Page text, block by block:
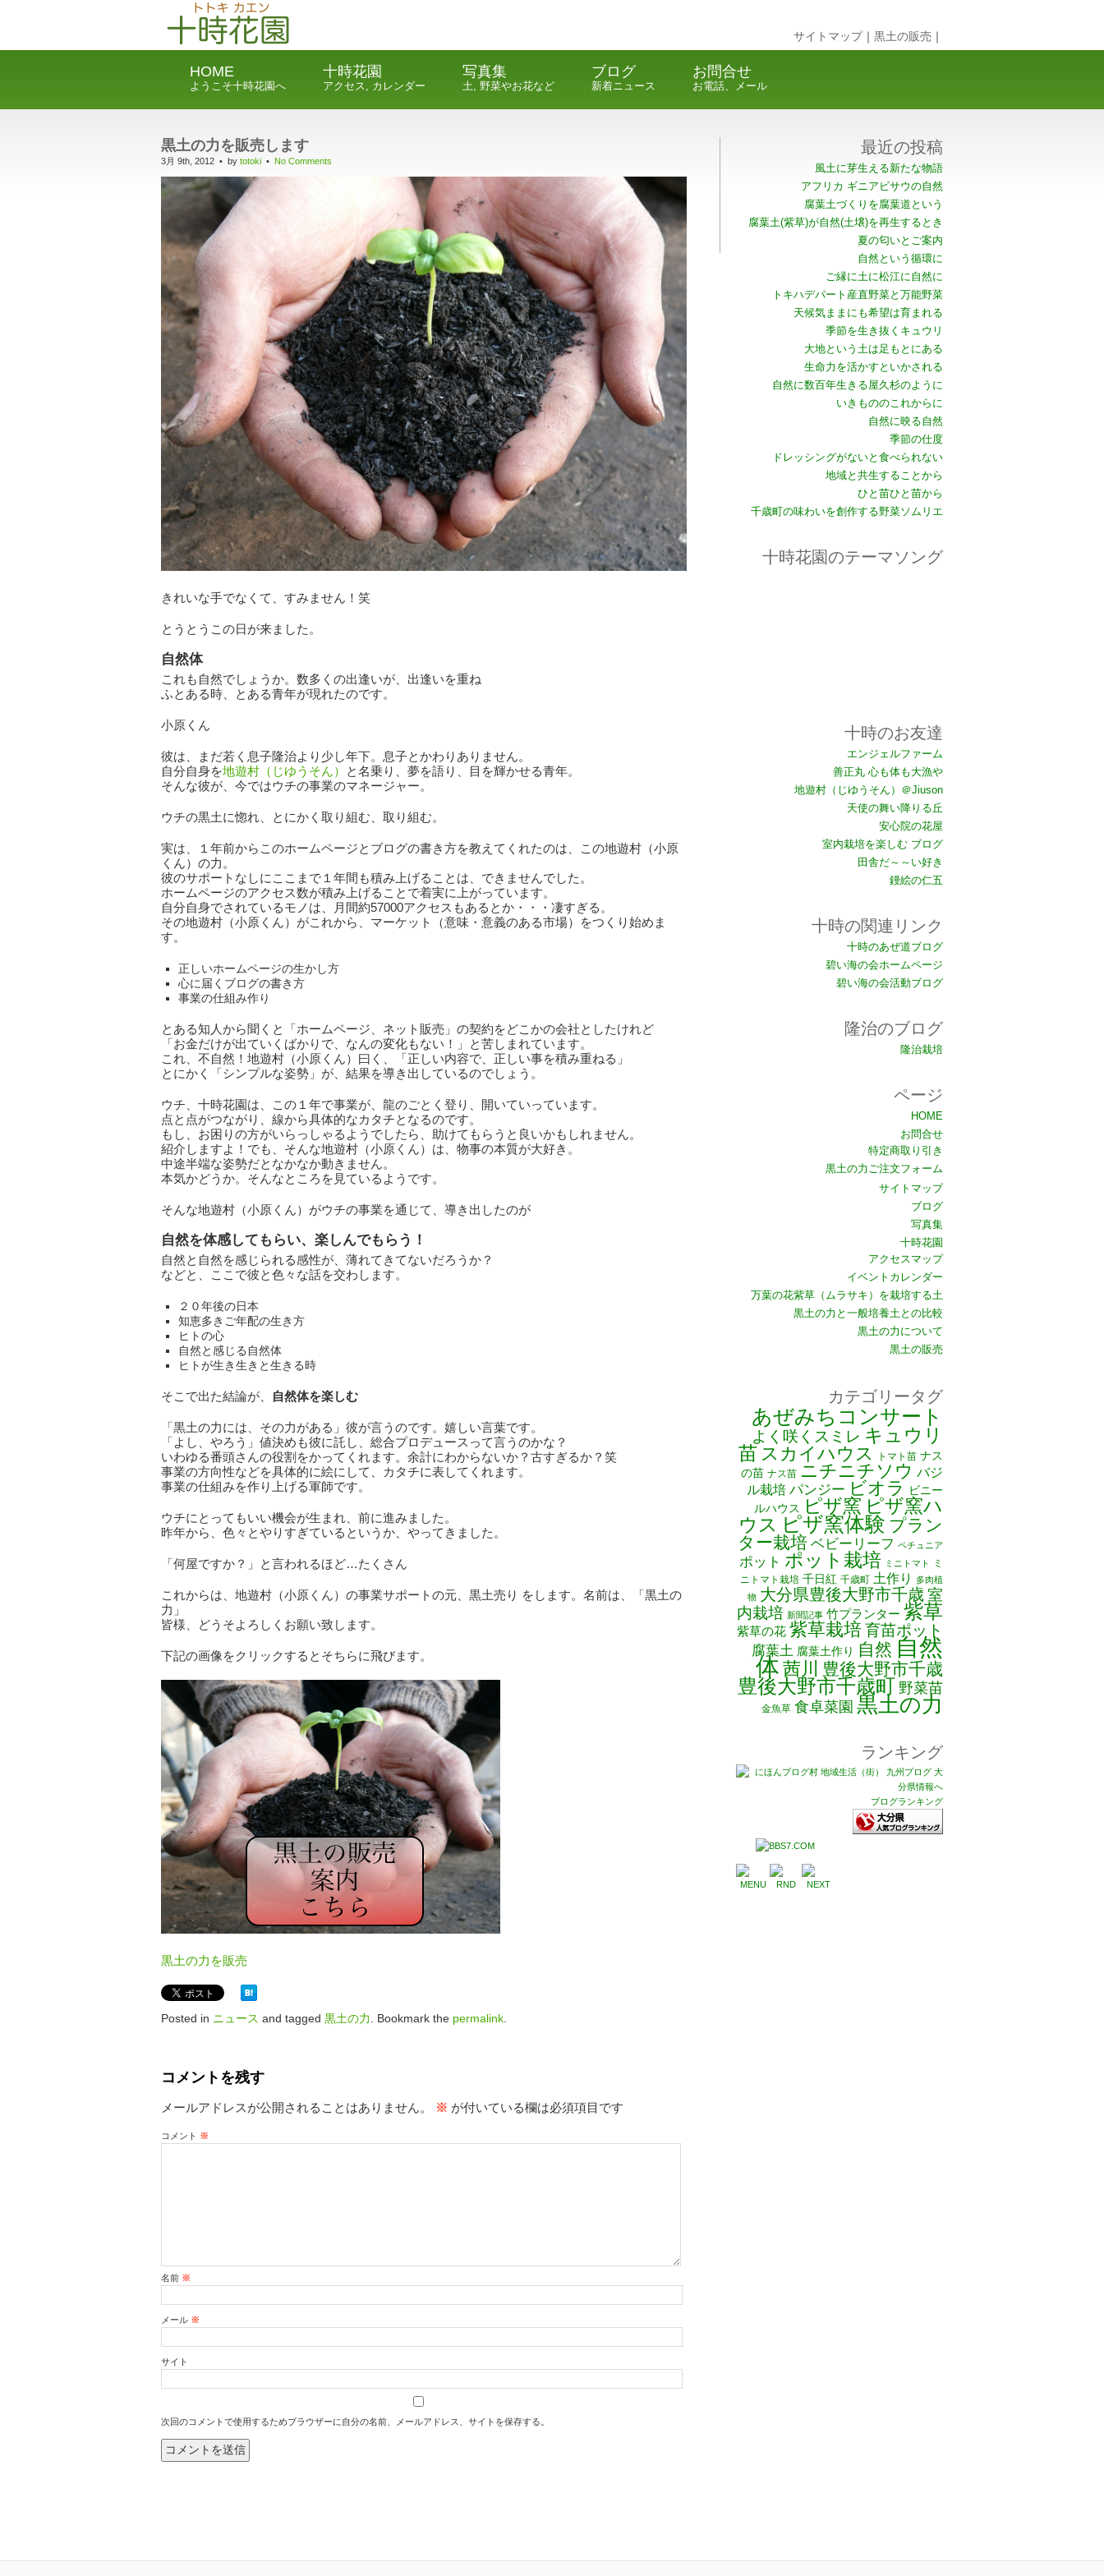
サイトマップ｜ 黒土の販売 ｜
HOME
ようこそ十時花園へ
十時花園
アクセス, カレンダー
写真集
土, 野菜やお花など
ブログ
新着ニュース
お問合せ
お電話、メール
黒土の力を販売します
3月 9th, 2012 • by totoki • No Comments
きれいな手でなくて、すみません！笑
とうとうこの日が来ました。
自然体
これも自然でしょうか。数多くの出逢いが、出逢いを重ね
ふとある時、とある青年が現れたのです。
小原くん
彼は、まだ若く息子隆治より少し年下。息子とかわりありません。
自分自身を地遊村（じゆうそん）
と名乗り、夢を語り、目を輝かせる青年。
そんな彼が、今ではウチの事業のマネージャー。
ウチの黒土に惚れ、とにかく取り組む、取り組む。
実は、１年前からこのホームページとブログの書き方を教えてくれたのは、この地遊村（小原
くん）の力。
彼のサポートなしにここまで１年間も積み上げることは、できませんでした。
ホームページのアクセス数が積み上げることで着実に上がっています。
自分自身でされているモノは、月間約57000アクセスもあるとか・・・凄すぎる。
その地遊村（小原くん）がこれから、マーケット（意味・意義のある市場）をつくり始めま
す。
正しいホームページの生かし方
心に届くブログの書き方
事業の仕組み作り
とある知人から聞くと「ホームページ、ネット販売」の契約をどこかの会社としたけれど
「お金だけが出ていくばかりで、なんの変化もない！」と苦しまれています。
これ、不自然！地遊村（小原くん）曰く、「正しい内容で、正しい事を積み重ねる」
とにかく「シンプルな姿勢」が、結果を導き出しているのでしょう。
ウチ、十時花園は、この１年で事業が、龍のごとく登り、開いていっています。
点と点がつながり、線から具体的なカタチとなるのです。
もし、お困りの方がいらっしゃるようでしたら、助けてもらうと良いかもしれません。
紹介しますよ！でも、そんな地遊村（小原くん）は、物事の本質が大好き。
中途半端な姿勢だとなかなか動きません。
本気かどうか。そんなところを見ているようです。
そんな地遊村（小原くん）がウチの事業を通じて、導き出したのが
自然を体感してもらい、楽しんでもらう！
自然と自然を感じられる感性が、薄れてきてないだろうか？
などと、ここで彼と色々な話を交わします。
２０年後の日本
知恵多きご年配の生き方
ヒトの心
自然と感じる自然体
ヒトが生き生きと生きる時
そこで出た結論が、 自然体を楽しむ
「黒土の力には、その力がある」彼が言うのです。嬉しい言葉です。
「よし、やろう」値決めも彼に託し、総合プロデュースって言うのかな？
いわゆる番頭さんの役割をかってくれます。余計にわからないか？古すぎるか？笑
事業の方向性などを具体的に絵にして、カタチに表してくれます。
事業の仕組みを作り上げる軍師です。
ウチにとってもいい機会が生まれ、前に進みました。
昨年から、色々とやりすぎているというか、やってきました。
「何屋ですか？」と言われるほど…たくさん
これからは、地遊村（小原くん）の事業サポートの元、黒土売り をします。名前は、「黒土の
力」
皆様、どうそよろしくお願い致します。
下記の画像をクリックするとそちらに飛びます。
黒土の力を販売
Posted in ニュース and tagged 黒土の力 . Bookmark the permalink
コメントを残す
メールアドレスが公開されることはありません。 ※ が付いている欄は必須項目です
コメント ※
名前 ※
メール ※
サイト
次回のコメントで使用するためブラウザーに自分の名前、メールアドレス、サイトを保存する。
最近の投稿
風土に芽生える新たな物語
アフリカ ギニアビサウの自然
腐葉土づくりを腐葉道という
腐葉土(紫草)が自然(土壌)を再生するとき
夏の匂いとご案内
自然という循環に
ご縁に土に松江に自然に
トキハデパート産直野菜と万能野菜
天候気ままにも希望は育まれる
季節を生き抜くキュウリ
大地という土は足もとにある
生命力を活かすといかされる
自然に数百年生きる屋久杉のように
いきもののこれからに
自然に映る自然
季節の仕度
ドレッシングがないと食べられない
地域と共生することから
ひと苗ひと苗から
千歳町の味わいを創作する野菜ソムリエ
十時花園のテーマソング
十時のお友達
エンジェルファーム
善正丸 心も体も大漁や
地遊村（じゆうそん）＠Jiuson
天使の舞い降りる丘
安心院の花屋
室内栽培を楽しむ ブログ
田舎だ～～い好き
鏝絵の仁五
十時の関連リンク
十時のあぜ道ブログ
碧い海の会ホームページ
碧い海の会活動ブログ
隆治のブログ
隆治栽培
ページ
HOME
お問合せ
特定商取り引き
黒土の力ご注文フォーム
サイトマップ
ブログ
写真集
十時花園
アクセスマップ
イベントカレンダー
万葉の花紫草（ムラサキ）を栽培する土
黒土の力と一般培養土との比較
黒土の力について
黒土の販売
カテゴリータグ
あぜみちコンサート
よく咲くスミレ キュウリ
苗 スカイハウス トマト苗 ナス
の苗 ナス苗 ニチニチソウ バジ
ル栽培 パンジー ビオラ
ビニー
ルハウス
ピザ窯 ピザ窯ハ
ウス ピザ窯体験 プラン
ター栽培 ベビーリーフ ペチュニア
ポット ポット栽培 ミニトマト
ミ
ニトマト栽培 千日紅 千歳町 土作り
多肉植
物 大分県豊後大野市千歳室
内栽培 新聞記事 竹プランター 紫草
紫草の花 紫草栽培育苗ポット
腐葉土 腐葉土作り 自然 自然
体 茜川 豊後大野市千歳
豊後大野市千歳町 野菜苗
金魚草 食卓菜園 黒土の力
ランキング
ブログランキング